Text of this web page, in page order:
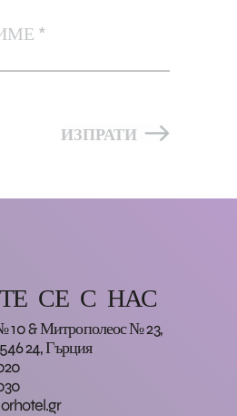
ИЗПРАТИ
СЕ С НАС
10 & Митрополеос № 23,
24, Гърция